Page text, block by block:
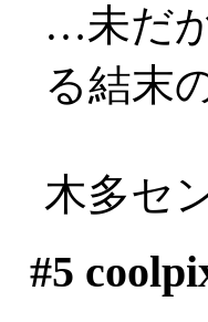
…未だ
る結末
木多セ
#5